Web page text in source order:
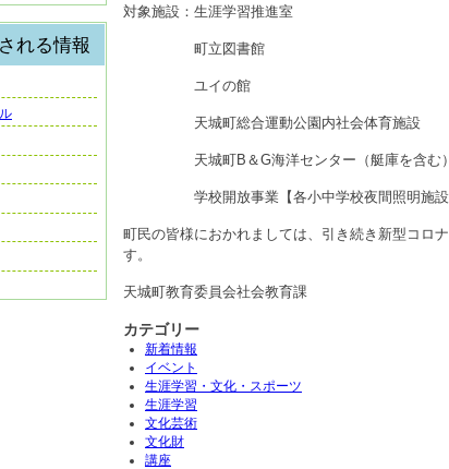
対象施設：生涯学習推進室
町立図書館
ユイの館
天城町総合運動公園内社会体育施設
天城町B＆G海洋センター（艇庫を含む）
学校開放事業【各小中学校夜間照明施設（
町民の皆様におかれましては、引き続き新型コロ
す。
天城町教育委員会社会教育課
カテゴリー
新着情報
イベント
生涯学習・文化・スポーツ
生涯学習
文化芸術
文化財
講座
れる情報